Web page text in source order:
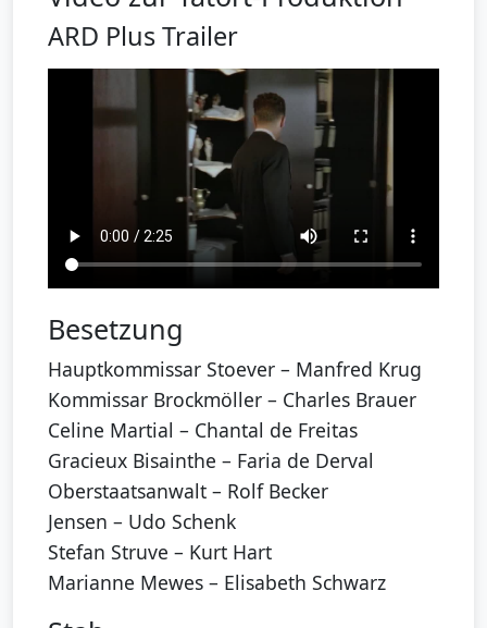
ARD Plus Trailer
Besetzung
Hauptkommissar Stoever – Manfred Krug
Kommissar Brockmöller – Charles Brauer
Celine Martial – Chantal de Freitas
Gracieux Bisainthe – Faria de Derval
Oberstaatsanwalt – Rolf Becker
Jensen – Udo Schenk
Stefan Struve – Kurt Hart
Marianne Mewes – Elisabeth Schwarz